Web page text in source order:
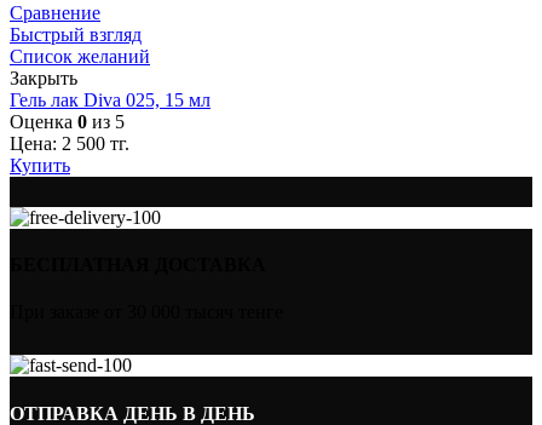
Сравнение
Быстрый взгляд
Список желаний
Закрыть
Гель лак Diva 025, 15 мл
Оценка 0 из 5
Цена: 2 500 тг.
Купить
ОТПРАВКА ДЕНЬ В ДЕНЬ